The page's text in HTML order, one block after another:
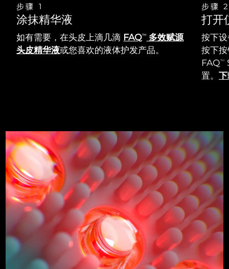
步骤 1
涂抹精华液
如有需要，在头皮上滴几滴 FAQTM
多效赋源
头皮精华液或您喜欢的液体护发产品。
步骤
打开
按下
按下
FAQTM
置。